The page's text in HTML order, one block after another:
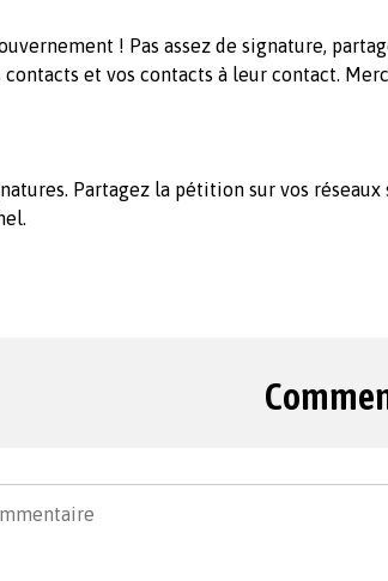
! Pas assez de signature,
et vos contacts à leur contact.
Partagez la pétition sur vos réseaux